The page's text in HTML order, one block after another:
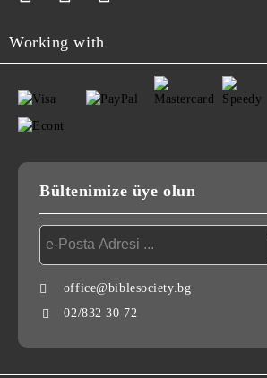
Working with
Bültenimize üye olun
office@biblesociety.bg
02/832 30 72